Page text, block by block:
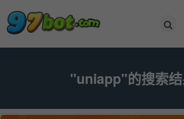
"uniapp"的搜索